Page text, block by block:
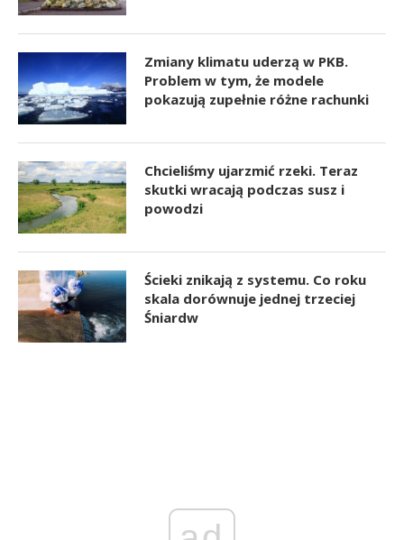
Zmiany klimatu uderzą w PKB.
Problem w tym, że modele
pokazują zupełnie różne rachunki
Chcieliśmy ujarzmić rzeki. Teraz
skutki wracają podczas susz i
powodzi
Ścieki znikają z systemu. Co roku
skala dorównuje jednej trzeciej
Śniardw